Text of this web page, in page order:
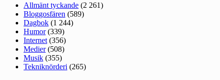
Allmänt tyckande (2 261)
Bloggosfären (589)
Dagbok (1 244)
Humor(339)
Internet (356)
Medier(508)
Musik (355)
Tekniknörderi (265)